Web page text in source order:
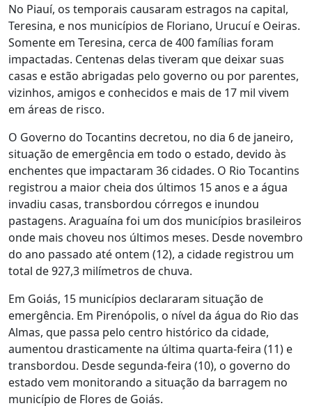
No Piauí, os temporais causaram estragos na capital,
Teresina, e nos municípios de Floriano, Urucuí e Oeiras.
Somente em Teresina, cerca de 400 famílias foram
impactadas. Centenas delas tiveram que deixar suas
casas e estão abrigadas pelo governo ou por parentes,
vizinhos, amigos e conhecidos e mais de 17 mil vivem
em áreas de risco.
O Governo do Tocantins decretou, no dia 6 de janeiro,
situação de emergência em todo o estado, devido às
enchentes que impactaram 36 cidades. O Rio Tocantins
registrou a maior cheia dos últimos 15 anos e a água
invadiu casas, transbordou córregos e inundou
pastagens. Araguaína foi um dos municípios brasileiros
onde mais choveu nos últimos meses. Desde novembro
do ano passado até ontem (12), a cidade registrou um
total de 927,3 milímetros de chuva.
Em Goiás, 15 municípios declararam situação de
emergência. Em Pirenópolis, o nível da água do Rio das
Almas, que passa pelo centro histórico da cidade,
aumentou drasticamente na última quarta-feira (11) e
transbordou. Desde segunda-feira (10), o governo do
estado vem monitorando a situação da barragem no
município de Flores de Goiás.